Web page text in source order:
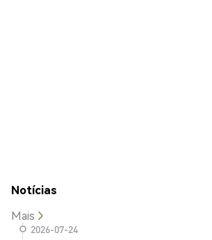
Notícias
Mais
2026-07-24